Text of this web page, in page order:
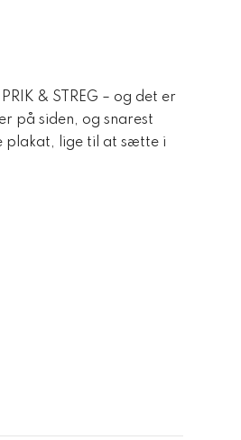
& STREG – og det er
på siden, og snarest
plakat, lige til at sætte i